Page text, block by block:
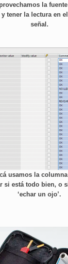
la
tener la lectura en
señal.
usamos la
si está todo bien, o
‘echar un ojo’.